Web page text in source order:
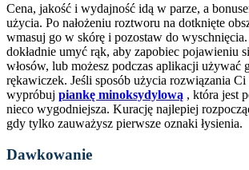
Cena, jakość i wydajność idą w parze, a
użycia. Po nałożeniu roztworu na dotknięte
wmasuj go w skórę i pozostaw do
dokładnie umyć rąk, aby zapobiec pojawieniu
włosów, lub możesz podczas aplikacji używać
rękawiczek. Jeśli sposób użycia rozwiązania
wypróbuj piankę minoksydylową , która jest
nieco wygodniejsza. Kurację najlepiej
gdy tylko zauważysz pierwsze oznaki łysienia.
Dawkowanie